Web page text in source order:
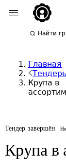
Найти
Главная
Крупа в
Тендер завершён
Крупа в